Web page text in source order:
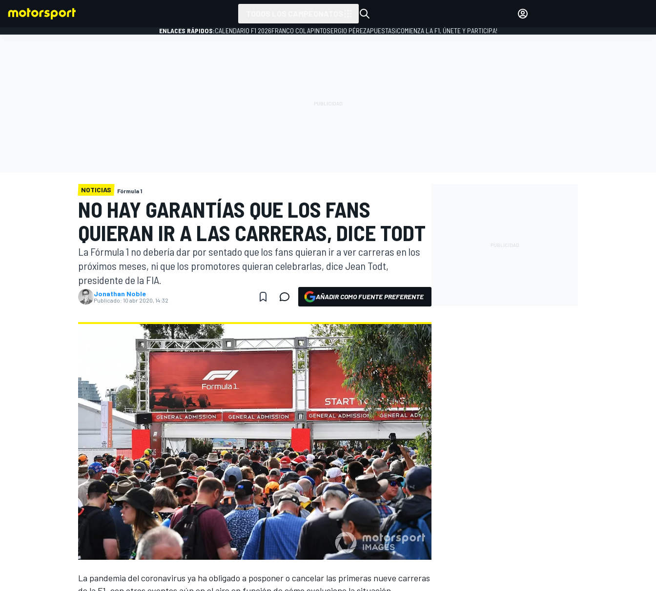
INDYCAR
MOTOGP
NASCAR CUP
INICIAR SESIÓN
ENLACES RÁPIDOS:CALENDARIO F1 2026FRANCO COLAPINTOSERGIO PÉREZAPUESTAS¡COMIENZA LA F1, ÚNETE Y PARTICIPA!
NOTICIAS Fórmula 1
NO HAY GARANTÍAS QUE LOS FANS
QUIERAN IR A LAS CARRERAS, DICE TODT
La Fórmula 1 no debería dar por sentado que los fans quieran ir a ver carreras en los
próximos meses, ni que los promotores quieran celebrarlas, dice Jean Todt,
presidente de la FIA.
Jonathan Noble
Publicado: 10 abr 2020, 14:32 AÑADIR COMO FUENTE PREFERENTE
La pandemia del coronavirus ya ha obligado a posponer o cancelar las primeras nueve carreras